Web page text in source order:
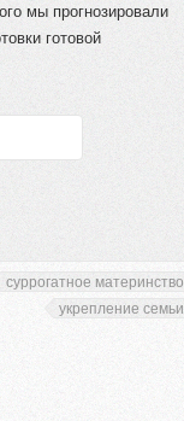
мы прогнозировали
готовой
суррогатное материнство
укрепление семьи